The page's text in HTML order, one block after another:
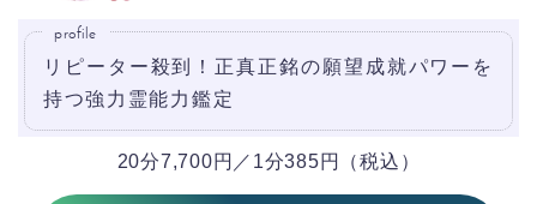
profile
リピーター殺到！正真正銘の願望成就パワーを
持つ強力霊能力鑑定
20分7,700円／1分385円（税込）